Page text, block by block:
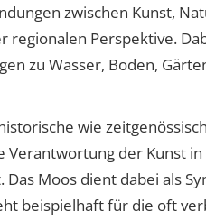
zwischen Kunst,
regionalen Perspektive.
zu Wasser, Boden,
wie
Verantwortung der Kunst
Moos dient dabei als
beispielhaft für die oft